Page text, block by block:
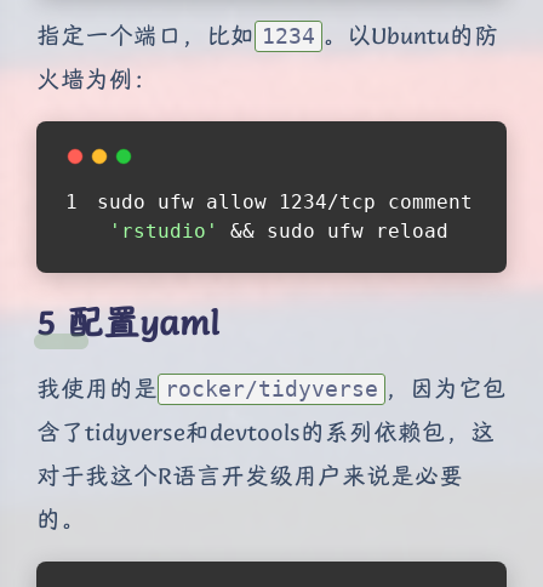
指定一个端口，比如 1234 。以Ubuntu的防
火墙为例：
sudo ufw allow 1234/tcp comment
'rstudio'
&& sudo ufw reload
配置yaml
我使用的是 rocker/tidyverse ，因为它包
含了tidyverse和devtools的系列依赖包，这
对于我这个R语言开发级用户来说是必要
的。